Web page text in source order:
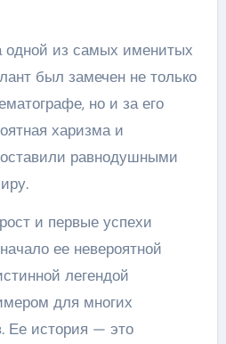
одной из самых именитых
был замечен не только
но и за его
харизма и
равнодушными
и первые успехи
ее невероятной
легендой
для многих
Ее история — это